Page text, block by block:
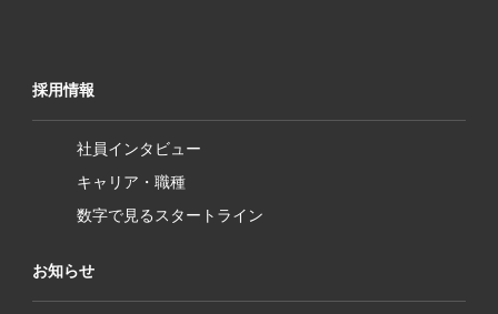
採用情報
社員インタビュー
キャリア・職種
数字で見るスタートライン
お知らせ